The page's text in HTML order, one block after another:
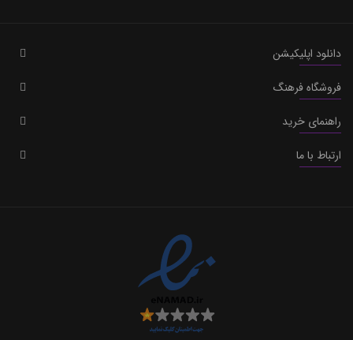
دانلود اپلیکیشن
فروشگاه فرهنگ
راهنمای خرید
ارتباط با ما